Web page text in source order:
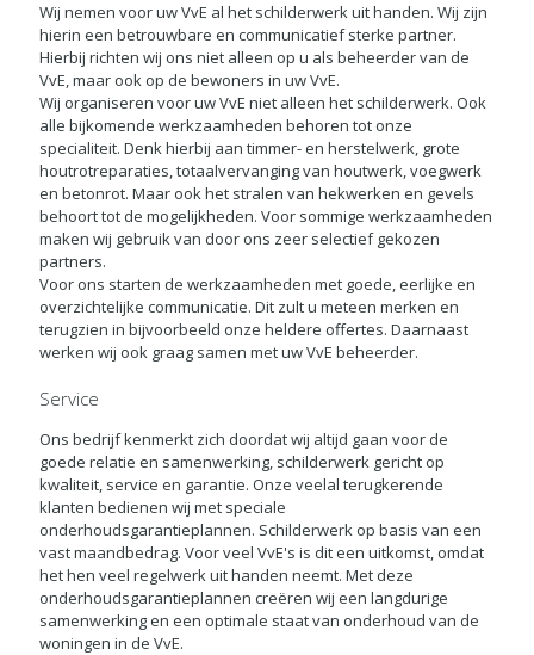
Wij nemen voor uw VvE al het schilderwerk uit handen. Wij zijn
hierin een betrouwbare en communicatief sterke partner.
Hierbij richten wij ons niet alleen op u als beheerder van de
VvE, maar ook op de bewoners in uw VvE.
Wij organiseren voor uw VvE niet alleen het schilderwerk. Ook
alle bijkomende werkzaamheden behoren tot onze
specialiteit. Denk hierbij aan timmer- en herstelwerk, grote
houtrotreparaties, totaalvervanging van houtwerk, voegwerk
en betonrot. Maar ook het stralen van hekwerken en gevels
behoort tot de mogelijkheden. Voor sommige werkzaamheden
maken wij gebruik van door ons zeer selectief gekozen
partners.
Voor ons starten de werkzaamheden met goede, eerlijke en
overzichtelijke communicatie. Dit zult u meteen merken en
terugzien in bijvoorbeeld onze heldere offertes. Daarnaast
werken wij ook graag samen met uw VvE beheerder.
Service
Ons bedrijf kenmerkt zich doordat wij altijd gaan voor de
goede relatie en samenwerking, schilderwerk gericht op
kwaliteit, service en garantie. Onze veelal terugkerende
klanten bedienen wij met speciale
onderhoudsgarantieplannen. Schilderwerk op basis van een
vast maandbedrag. Voor veel VvE's is dit een uitkomst, omdat
het hen veel regelwerk uit handen neemt. Met deze
onderhoudsgarantieplannen creëren wij een langdurige
samenwerking en een optimale staat van onderhoud van de
woningen in de VvE.